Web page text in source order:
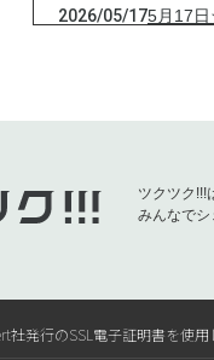
2026/05/175月17
2026/04/224月22
2026/04/074月7日
2026/04/044月4日
ツクツク!!!
みんなでシ
社発行のSSL電子証明書を使